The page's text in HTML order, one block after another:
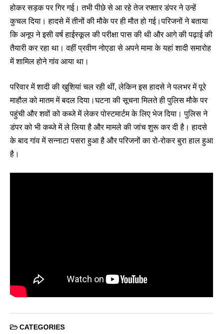
होकर सड़क पर गिर गई। तभी पीछे से आ रहे तेज रफ्तार डंपर ने उन्हें
कुचल दिया। हादसे में तीनों की मौके पर ही मौत हो गई।परिजनों ने बताया
कि अनूप ने इसी वर्ष हाईस्कूल की परीक्षा पास की थी और आगे की पढ़ाई की
तैयारी कर रहा था। वहीं प्रवीण नोएडा से अपने मामा के यहां शादी समारोह
में शामिल होने गांव आया था।
परिवार में शादी की खुशियां चल रही थीं, लेकिन इस हादसे ने पलभर में पूरे
माहौल को मातम में बदल दिया।घटना की सूचना मिलते ही पुलिस मौके पर
पहुंची और शवों को कब्जे में लेकर पोस्टमार्टम के लिए भेज दिया। पुलिस ने
डंपर को भी कब्जे में ले लिया है और मामले की जांच शुरू कर दी है। हादसे
के बाद गांव में सन्नाटा पसरा हुआ है और परिजनों का रो-रोकर बुरा हाल हुआ
है।
CATEGORIES